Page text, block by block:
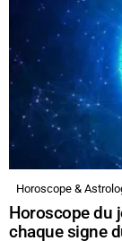
Horoscope &
Horoscope du
chaque signe